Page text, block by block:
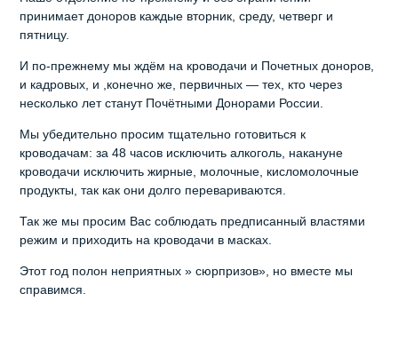
принимает доноров каждые вторник, среду, четверг и
пятницу.
И по-прежнему мы ждём на кроводачи и Почетных доноров,
и кадровых, и ,конечно же, первичных — тех, кто через
несколько лет станут Почётными Донорами России.
Мы убедительно просим тщательно готовиться к
кроводачам: за 48 часов исключить алкоголь, накануне
кроводачи исключить жирные, молочные, кисломолочные
продукты, так как они долго перевариваются.
Так же мы просим Вас соблюдать предписанный властями
режим и приходить на кроводачи в масках.
Этот год полон неприятных » сюрпризов», но вместе мы
справимся.